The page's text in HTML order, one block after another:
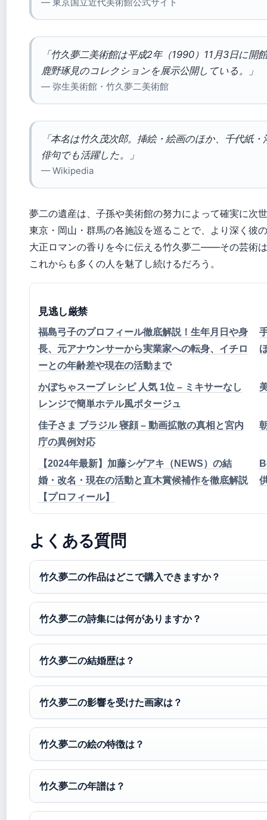
— 東京国立近代美術館公式サイト
「竹久夢二美術館は平成2年（1990）11月3日に開
鹿野琢見のコレクションを展示公開している。」
— 弥生美術館・竹久夢二美術館
「本名は竹久茂次郎。挿絵・絵画のほか、千代紙
俳句でも活躍した。」
— Wikipedia
夢二の遺産は、子孫や美術館の努力によって確実に次
東京・岡山・群馬の各施設を巡ることで、より深く彼
大正ロマンの香りを今に伝える竹久夢二――その芸術
これからも多くの人を魅了し続けるだろう。
見逃し厳禁
福島弓子のプロフィール徹底解説！生年月日や身
長、元アナウンサーから実業家への転身、イチロ
ーとの年齢差や現在の活動まで
かぼちゃスープ レシピ 人気 1位 – ミキサーなし
レンジで簡単ホテル風ポタージュ
佳子さま ブラジル 寝顔 – 動画拡散の真相と宮内
庁の異例対応
【2024年最新】加藤シゲアキ（NEWS）の結
婚・改名・現在の活動と直木賞候補作を徹底解説
【プロフィール】
よくある質問
竹久夢二の作品はどこで購入できますか？
竹久夢二の詩集には何がありますか？
竹久夢二の結婚歴は？
竹久夢二の影響を受けた画家は？
竹久夢二の絵の特徴は？
竹久夢二の年譜は？